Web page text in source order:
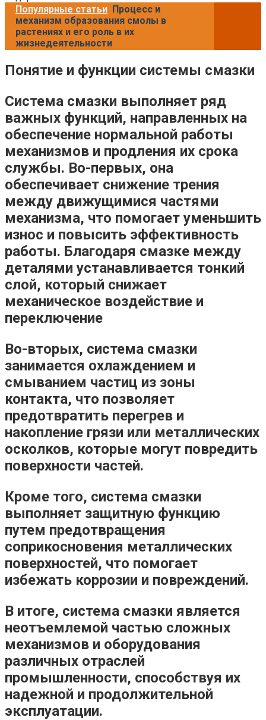
Популярные статьи Процесс и
механизм образования смолы в
растениях и его роль в их
жизнедеятельности
Понятие и функции системы смазки
Система смазки выполняет ряд
важных функций, направленных на
обеспечение нормальной работы
механизмов и продления их срока
службы. Во-первых, она
обеспечивает снижение трения
между движущимися частями
механизма, что помогает уменьшить
износ и повысить эффективность
работы. Благодаря смазке между
деталями устанавливается тонкий
слой, который снижает
механическое воздействие и
переключение
Во-вторых, система смазки
занимается охлаждением и
смыванием частиц из зоны
контакта, что позволяет
предотвратить перегрев и
накопление грязи или металлических
осколков, которые могут повредить
поверхности частей.
Кроме того, система смазки
выполняет защитную функцию
путем предотвращения
соприкосновения металлических
поверхностей, что помогает
избежать коррозии и повреждений.
В итоге, система смазки является
неотъемлемой частью сложных
механизмов и оборудования
различных отраслей
промышленности, способствуя их
надежной и продолжительной
эксплуатации.